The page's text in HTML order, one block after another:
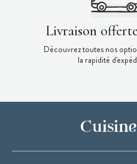
Livraison
Découvrez toutes nos
la rapidité